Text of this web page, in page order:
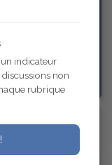
indicateur
non
rubrique
Nous vous